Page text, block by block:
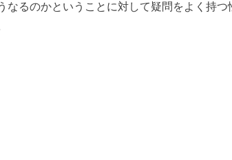
なるのかということに対して疑問をよく持つ